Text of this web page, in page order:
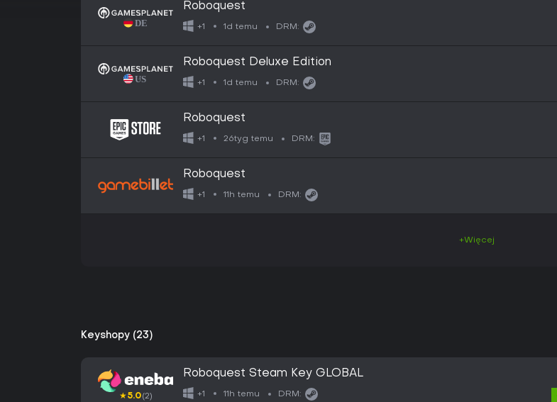
Roboquest
+1 1d temu DRM:
Roboquest Deluxe Edition
+1 1d temu DRM:
Roboquest
+1 26tyg temu DRM:
Roboquest
+1 11h temu DRM:
+Więcej
Keyshopy (23)
★5.0(2)
Roboquest Steam Key GLOBAL
+1 11h temu DRM: